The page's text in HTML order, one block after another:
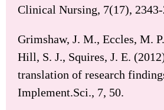
Clinical Nursing, 7(17), 2343-
Grimshaw, J. M., Eccles, M.
Hill, S. J., Squires, J. E.
translation of research
Implement.Sci., 7, 50.